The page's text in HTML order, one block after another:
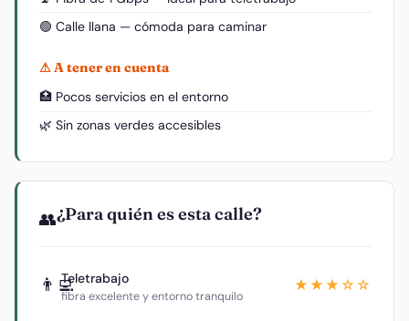
🟢 Calle llana — cómoda para caminar
⚠ A tener en cuenta
🏥 Pocos servicios en el entorno
🌿 Sin zonas verdes accesibles
👥¿Para quién es esta calle?
👨‍💻Teletrabajo
fibra excelente y entorno tranquilo
★★★☆☆